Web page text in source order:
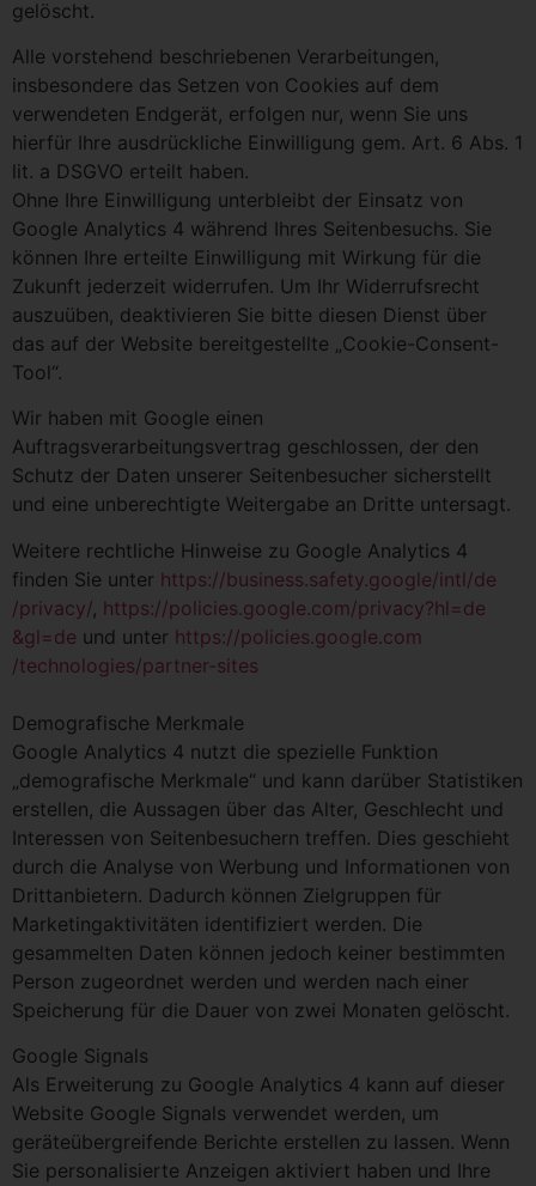
gelöscht.
Alle vorstehend beschriebenen Verarbeitungen,
insbesondere das Setzen von Cookies auf dem
verwendeten Endgerät, erfolgen nur, wenn Sie uns
hierfür Ihre ausdrückliche Einwilligung gem. Art. 6 Abs. 1
lit. a DSGVO erteilt haben.
Ohne Ihre Einwilligung unterbleibt der Einsatz von
Google Analytics 4 während Ihres Seitenbesuchs. Sie
können Ihre erteilte Einwilligung mit Wirkung für die
Zukunft jederzeit widerrufen. Um Ihr Widerrufsrecht
auszuüben, deaktivieren Sie bitte diesen Dienst über
das auf der Website bereitgestellte „Cookie-Consent-
Tool“.
Wir haben mit Google einen
Auftragsverarbeitungsvertrag geschlossen, der den
Schutz der Daten unserer Seitenbesucher sicherstellt
und eine unberechtigte Weitergabe an Dritte untersagt.
Weitere rechtliche Hinweise zu Google Analytics 4
finden Sie unter https://business.safety.google/intl/de
/privacy/, https://policies.google.com/privacy?hl=de
&gl=de und unter https://policies.google.com
/technologies/partner-sites
Demografische Merkmale
Google Analytics 4 nutzt die spezielle Funktion
„demografische Merkmale“ und kann darüber Statistiken
erstellen, die Aussagen über das Alter, Geschlecht und
Interessen von Seitenbesuchern treffen. Dies geschieht
durch die Analyse von Werbung und Informationen von
Drittanbietern. Dadurch können Zielgruppen für
Marketingaktivitäten identifiziert werden. Die
gesammelten Daten können jedoch keiner bestimmten
Person zugeordnet werden und werden nach einer
Speicherung für die Dauer von zwei Monaten gelöscht.
Google Signals
Als Erweiterung zu Google Analytics 4 kann auf dieser
Website Google Signals verwendet werden, um
geräteübergreifende Berichte erstellen zu lassen. Wenn
Sie personalisierte Anzeigen aktiviert haben und Ihre